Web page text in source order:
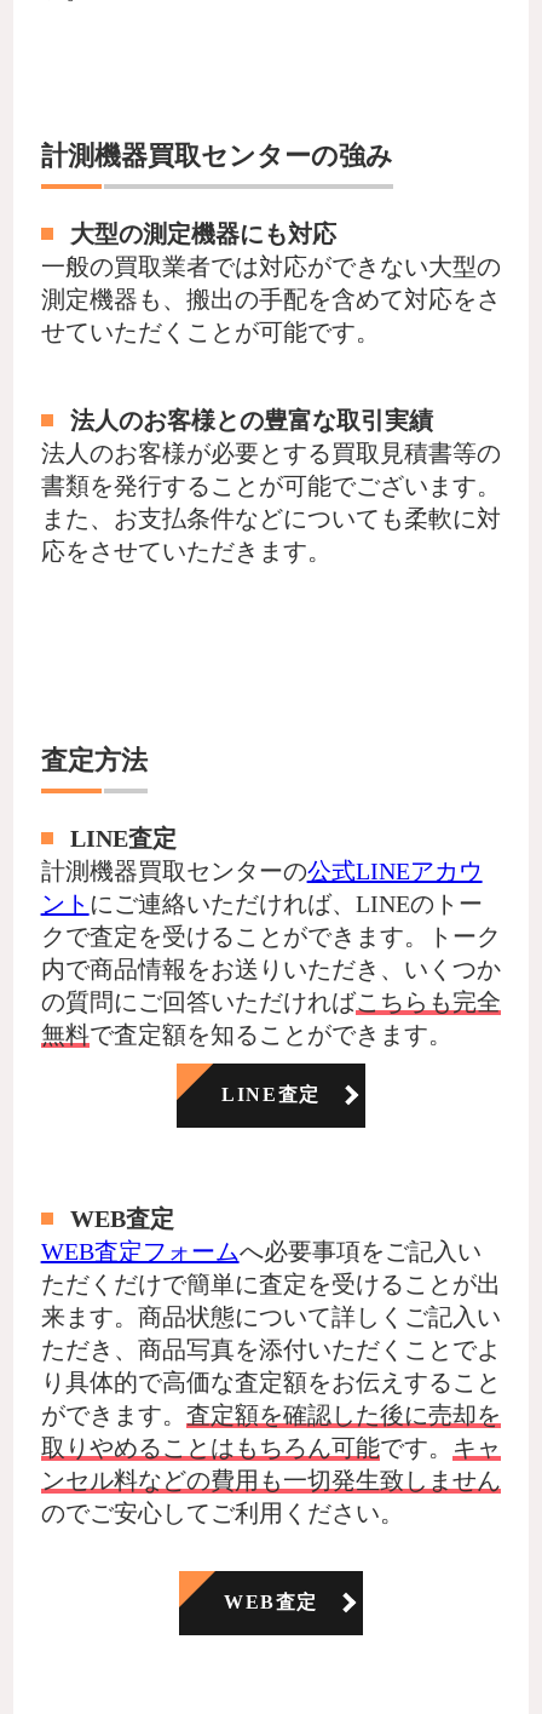
計測機器買取センターの強み
大型の測定機器にも対応
一般の買取業者では対応ができない大型の
測定機器も、搬出の手配を含めて対応をさ
せていただくことが可能です。
法人のお客様との豊富な取引実績
法人のお客様が必要とする買取見積書等の
書類を発行することが可能でございます。
また、お支払条件などについても柔軟に対
応をさせていただきます。
査定方法
LINE査定
計測機器買取センターの公式LINEアカウ
ント にご連絡いただければ、LINEのトー
クで査定を受けることができます。トーク
内で商品情報をお送りいただき、いくつか
の質問にご回答いただければこちらも完全
無料で査定額を知ることができます。
LINE査定
WEB査定
WEB査定フォームへ必要事項をご記入い
ただくだけで簡単に査定を受けることが出
来ます。商品状態について詳しくご記入い
ただき、商品写真を添付いただくことでよ
り具体的で高価な査定額をお伝えすること
ができます。 査定額を確認した後に売却を
取りやめることはもちろん可能です。
キャ
ンセル料などの費用も一切発生致しません
のでご安心してご利用ください。
WEB査定